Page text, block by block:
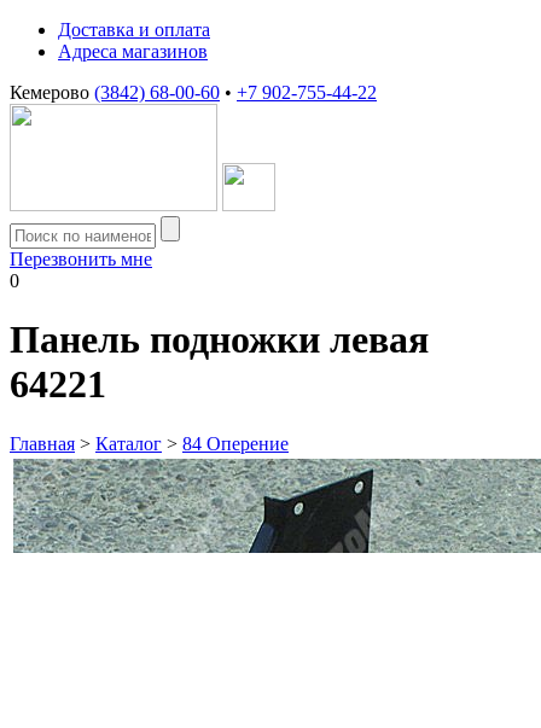
Доставка и оплата
Адреса магазинов
Кемерово (3842) 68-00-60 • +7 902-755-44-22
Перезвонить мне
0
Панель подножки левая
64221
Главная > Каталог > 84 Оперение